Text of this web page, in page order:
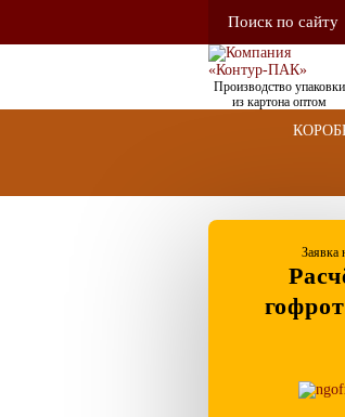
Производство упаковки
из картона оптом
Заявка